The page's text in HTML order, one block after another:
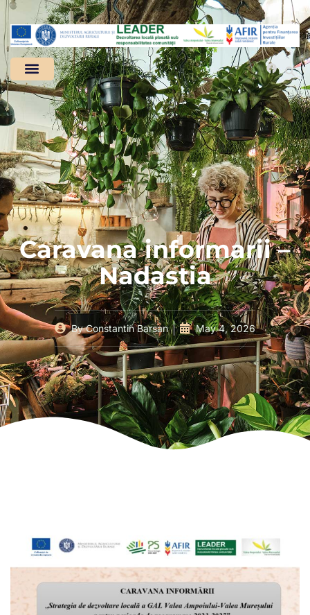
Caravana informarii –
Nadastia
ByConstantin Barsan May 4, 2026